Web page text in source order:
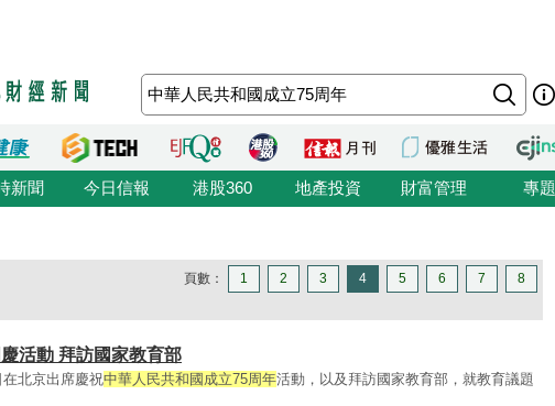
新聞 今日信報 港股360 地產投資 財富管理 專題
頁數： 1 2 3 4 5 6 7 8
活動 拜訪國家教育部
北京出席慶祝中華人民共和國成立75周年活動，以及拜訪國家教育部，就教育議題